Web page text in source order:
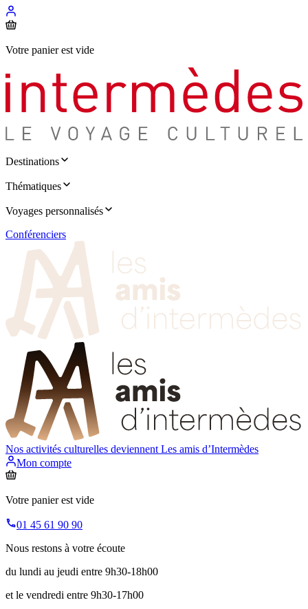
Votre panier est vide
Destinations
Thématiques
Voyages personnalisés
Conférenciers
Nos activités culturelles deviennent Les amis d’Intermèdes
Mon compte
Votre panier est vide
01 45 61 90 90
Nous restons à votre écoute
du lundi au jeudi entre 9h30-18h00
et le vendredi entre 9h30-17h00